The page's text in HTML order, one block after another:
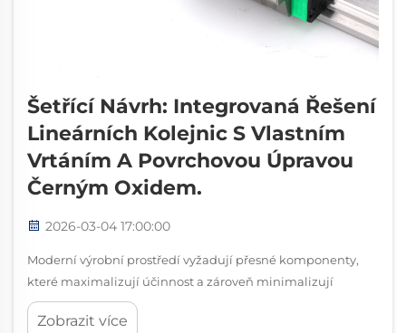
Šetřící Návrh: Integrovaná Řešení
Lineárních Kolejnic S Vlastním
Vrtáním A Povrchovou Úpravou
Černým Oxidem.
2026-03-04 17:00:00
Moderní výrobní prostředí vyžadují přesné komponenty,
které maximalizují účinnost a zároveň minimalizují
prostorové nároky. Dráhové lineární systémy
revolucionalizovaly průmyslovou automatizaci tím, že
Zobrazit více